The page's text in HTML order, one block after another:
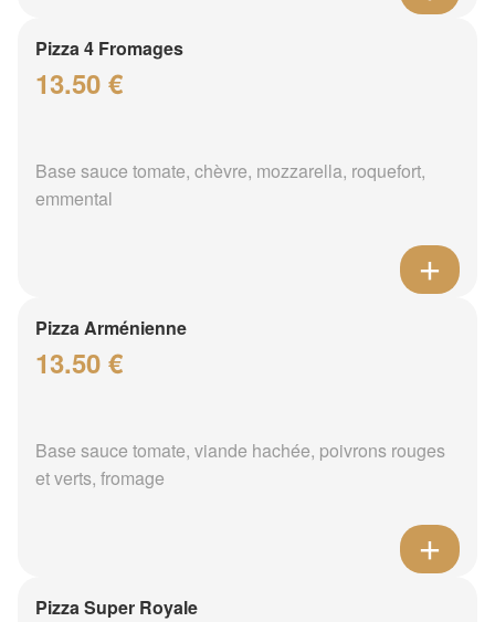
Pizza 4 Fromages
13.50 €
Base sauce tomate, chèvre, mozzarella, roquefort,
emmental
Pizza Arménienne
13.50 €
Base sauce tomate, viande hachée, poivrons rouges
et verts, fromage
Pizza Super Royale